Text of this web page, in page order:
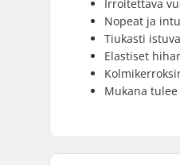
Irroitettava
Nopeat ja
Tiukasti
Elastiset
Mukana